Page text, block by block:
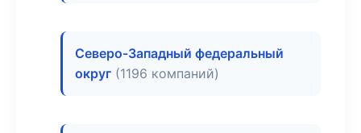
Северо-Западный федеральный
округ (1196 компаний)